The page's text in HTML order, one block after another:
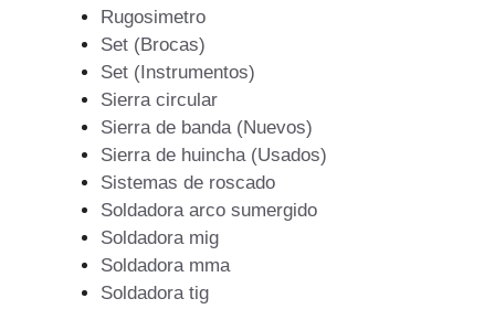
Rugosimetro
Set (Brocas)
Set (Instrumentos)
Sierra circular
Sierra de banda (Nuevos)
Sierra de huincha (Usados)
Sistemas de roscado
Soldadora arco sumergido
Soldadora mig
Soldadora mma
Soldadora tig